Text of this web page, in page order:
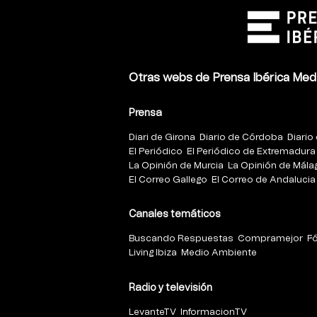
Otras webs de Prensa Ibérica
Prensa
Diari de Girona Diario de Córdoba Diario
El Periódico
El Periódico de Extremadura
La Opinión de Murcia
La Opinión de
El Correo Gallego
El Correo de Andalucia
Canales temáticos
Buscando Respuestas Compramejor
Living Ibiza
Medio Ambiente
Radio y televisión
LevanteTV InformacionTV